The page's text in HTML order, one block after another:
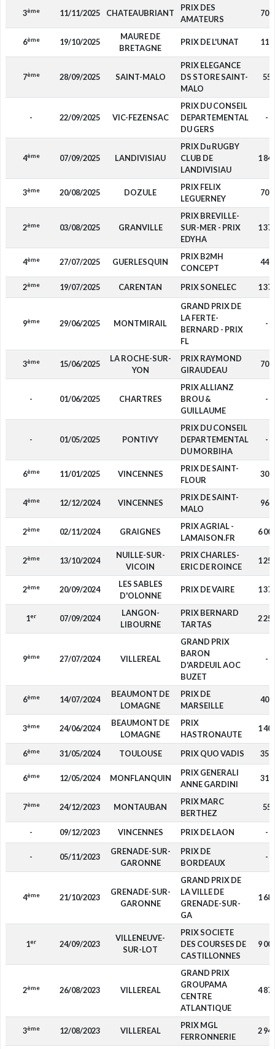
3ème 11/11/2025 CHATEAUBRIANT
PRIX DES
AMATEURS
700
6ème 19/10/2025
MAURE DE
BRETAGNE
PRIX DE L'UNAT 110
7ème 28/09/2025 SAINT-MALO
PRIX ELEGANCE
DS STORE SAINT-
MALO
55
- 22/09/2025 VIC-FEZENSAC
PRIX DU CONSEIL
DEPARTEMENTAL
DU GERS
-
4ème 07/09/2025 LANDIVISIAU
PRIX Du RUGBY
CLUB DE
LANDIVISIAU
1
3ème 20/08/2025 DOZULE
PRIX FELIX
LEGUERNEY
700
2ème 03/08/2025 GRANVILLE
PRIX BREVILLE-
SUR-MER - PRIX
EDYHA
1
4ème 27/07/2025 GUERLESQUIN
PRIX B2MH
CONCEPT
440
2ème 19/07/2025 CARENTAN PRIX SONELEC 1
9ème 29/06/2025 MONTMIRAIL
GRAND PRIX DE
LA FERTE-
BERNARD - PRIX
FL
-
3ème 15/06/2025
LA ROCHE-SUR-
YON
PRIX RAYMOND
GIRAUDEAU
700
- 01/06/2025 CHARTRES
PRIX ALLIANZ
BROU &
GUILLAUME
-
- 01/05/2025 PONTIVY
PRIX DU CONSEIL
DEPARTEMENTAL
DU MORBIHA
-
6ème 11/01/2025 VINCENNES
PRIX DE SAINT-
FLOUR
300
4ème 12/12/2024 VINCENNES
PRIX DE SAINT-
MALO
960
2ème 02/11/2024 GRAIGNES
PRIX AGRIAL -
LAMAISON.FR
6
2ème 13/10/2024
NUILLE-SUR-
VICOIN
PRIX CHARLES-
ERIC DE ROINCE
1
2ème 20/09/2024
LES SABLES
D'OLONNE
PRIX DE VAIRE 1
1er 07/09/2024
LANGON-
LIBOURNE
PRIX BERNARD
TARTAS
2
9ème 27/07/2024 VILLEREAL
GRAND PRIX
BARON
D'ARDEUIL AOC
BUZET
-
6ème 14/07/2024
BEAUMONT DE
LOMAGNE
PRIX DE
MARSEILLE
400
3ème 24/06/2024
BEAUMONT DE
LOMAGNE
PRIX
HASTRONAUTE
1
6ème 31/05/2024 TOULOUSE PRIX QUO VADIS 350
6ème 12/05/2024 MONFLANQUIN
PRIX GENERALI
ANNE GARDINI
310
7ème 24/12/2023 MONTAUBAN
PRIX MARC
BERTHEZ
55
- 09/12/2023 VINCENNES PRIX DE LAON -
- 05/11/2023
GRENADE-SUR-
GARONNE
PRIX DE
BORDEAUX
-
4ème 21/10/2023
GRENADE-SUR-
GARONNE
GRAND PRIX DE
LA VILLE DE
GRENADE-SUR-
GA
1
1er 24/09/2023
VILLENEUVE-
SUR-LOT
PRIX SOCIETE
DES COURSES DE
CASTILLONNES
9
2ème 26/08/2023 VILLEREAL
GRAND PRIX
GROUPAMA
CENTRE
ATLANTIQUE
4
3ème 12/08/2023 VILLEREAL
PRIX MGL
FERRONNERIE
2